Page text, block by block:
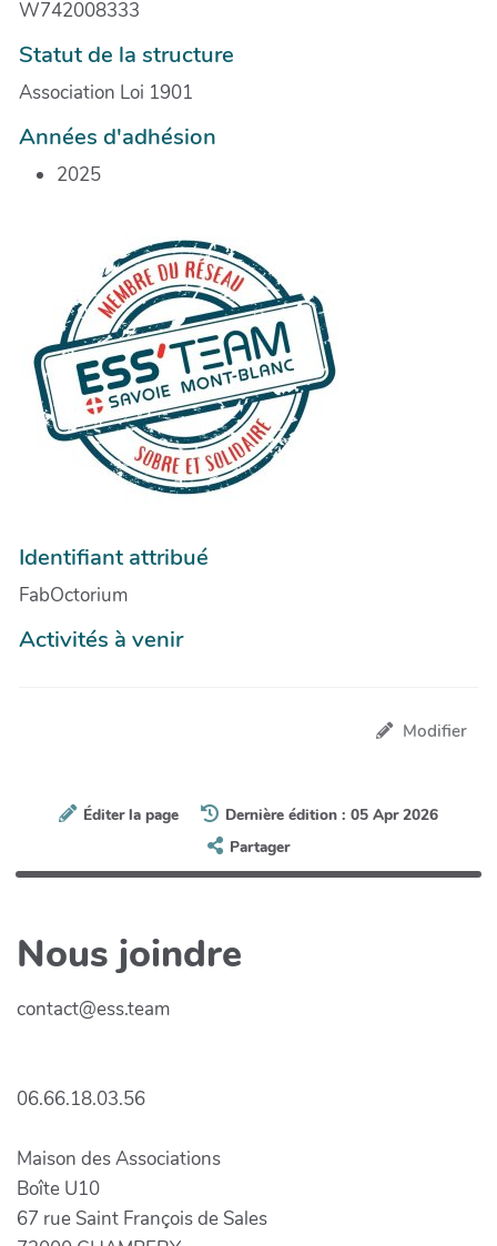
W742008333
Statut de la structure
Association Loi 1901
Années d'adhésion
2025
Identifiant attribué
FabOctorium
Activités à venir
Modifier
Éditer la page
Dernière édition : 05 Apr 2026
Partager
Nous joindre
contact@ess.team
06.66.18.03.56
Maison des Associations
Boîte U10
67 rue Saint François de Sales